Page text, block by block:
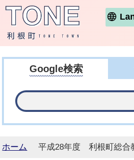
利
Google検索
ホーム 平成28年度 利根町総合